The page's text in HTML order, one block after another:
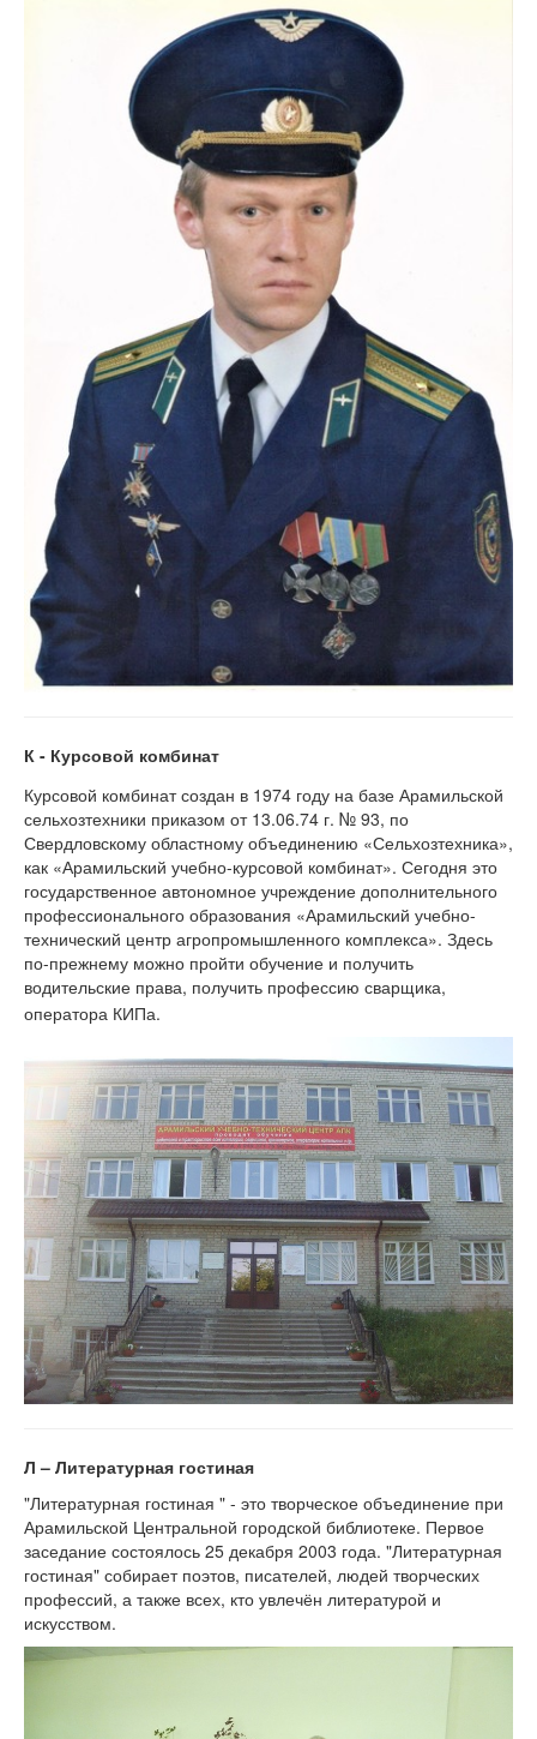
К - Курсовой комбинат
Курсовой комбинат создан в 1974 году на базе Арамильской
сельхозтехники приказом от 13.06.74 г. № 93, по
Свердловскому областному объединению «Сельхозтехника»,
как «Арамильский учебно-курсовой комбинат». Сегодня это
государственное автономное учреждение дополнительного
профессионального образования «Арамильский учебно-
технический центр агропромышленного комплекса». Здесь
по-прежнему можно пройти обучение и получить
водительские права, получить профессию сварщика,
оператора КИПа.
Л – Литературная гостиная
"Литературная гостиная " - это творческое объединение при
Арамильской Центральной городской библиотеке. Первое
заседание состоялось 25 декабря 2003 года. "Литературная
гостиная" собирает поэтов, писателей, людей творческих
профессий, а также всех, кто увлечён литературой и
искусством.